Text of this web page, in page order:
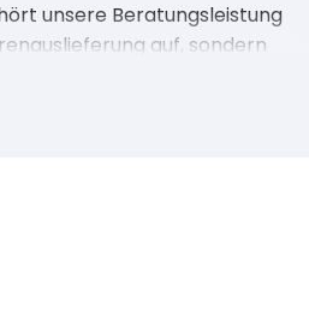
unsere Beratungsleistung
auf, sondern
kompetent und schnell